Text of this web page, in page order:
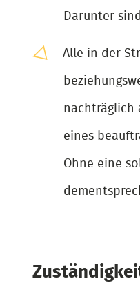
Darunter
Alle in der
nachträglich
eines
Ohne eine